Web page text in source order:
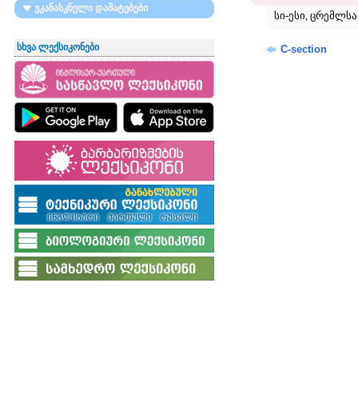
უკანასკნელი დამატებები
სხვა ლექსიკონები
სი-ესი,
C-section